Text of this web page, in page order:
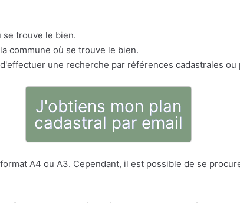
se trouve le bien.
commune où se trouve le bien.
une recherche par références cadastrales ou
J'obtiens mon plan
cadastral par email
A4 ou A3. Cependant, il est possible de se